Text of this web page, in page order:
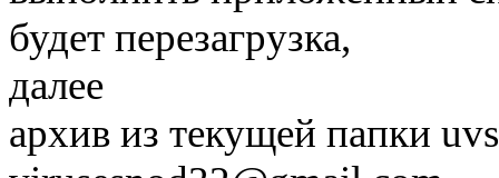
будет перезагрузка,
далее
архив из текущей папки